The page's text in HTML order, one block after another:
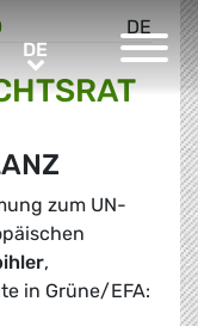
DEDE
DE
zum UN-
,
in Grüne/EFA: